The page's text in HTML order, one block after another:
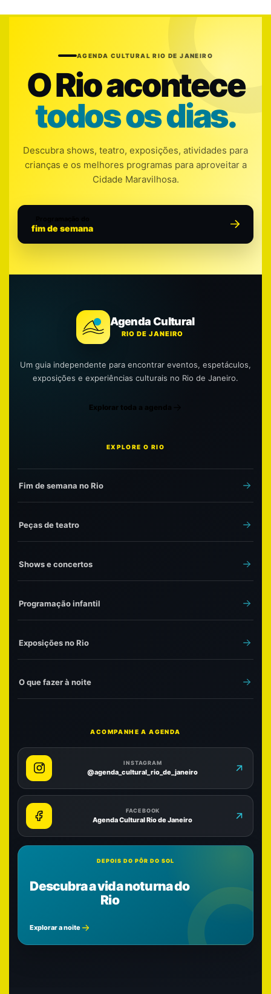
AGENDA CULTURAL RIO DE JANEIRO
O Rio acontece
todos os dias.
Descubra shows, teatro, exposições, atividades para
crianças e os melhores programas para aproveitar a
Cidade Maravilhosa.
fim de semana
Agenda Cultural
RIO DE JANEIRO
Um guia independente para encontrar eventos, espetáculos,
exposições e experiências culturais no Rio de Janeiro.
Explorar toda a agenda
EXPLORE O RIO
Fim de semana no Rio
Peças de teatro
Shows e concertos
Programação infantil
Exposições no Rio
O que fazer à noite
ACOMPANHE A AGENDA
INSTAGRAM
@agenda_cultural_rio_de_janeiro
FACEBOOK
Agenda Cultural Rio de Janeiro
DEPOIS DO PÔR DO SOL
Descubra a vida noturna do
Rio
Explorar a noite